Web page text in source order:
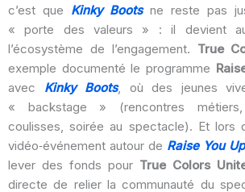
c’est que Kinky Bootsne reste pas
« porte des valeurs » : il devient
l’écosystème de l’engagement. True
exemple documenté le programme
avec Kinky Boots, où des jeunes
« backstage » (rencontres
coulisses, soirée au spectacle). Et lors
vidéo‑événement autour de Raise You Up
lever des fonds pour True Colors
directe de relier la communauté du